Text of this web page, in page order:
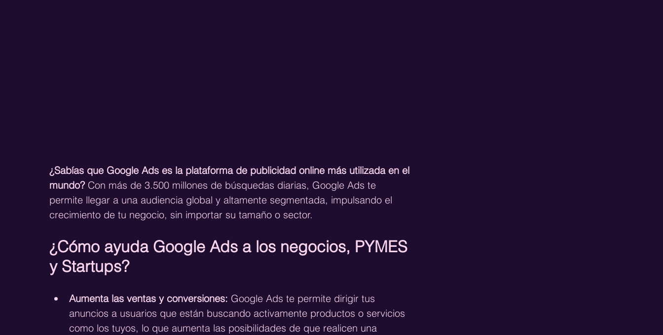
¿Sabías que Google Ads es la plataforma de publicidad online más utilizada en el
mundo? Con más de 3.500 millones de búsquedas diarias, Google Ads te
permite llegar a una audiencia global y altamente segmentada, impulsando el
crecimiento de tu negocio, sin importar su tamaño o sector.
¿Cómo ayuda Google Ads a los negocios, PYMES
y Startups?
Aumenta las ventas y conversiones: Google Ads te permite dirigir tus
anuncios a usuarios que están buscando activamente productos o servicios
como los tuyos, lo que aumenta las posibilidades de que realicen una